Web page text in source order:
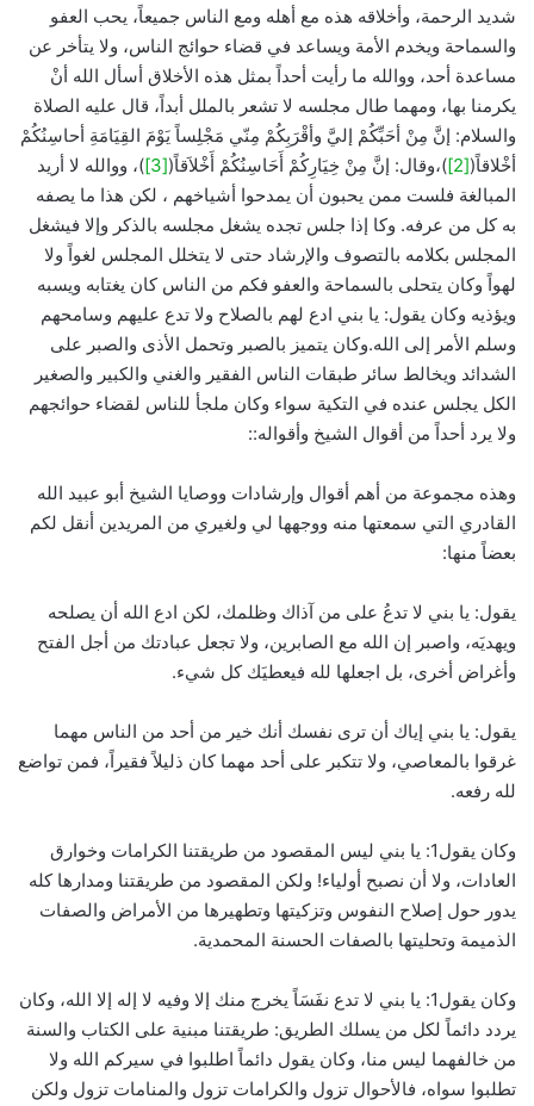
شديد الرحمة، وأخلاقه هذه مع أهله ومع الناس جميعاً، يحب العفو
والسماحة ويخدم الأمة ويساعد في قضاء حوائج الناس، ولا يتأخر عن
مساعدة أحد، ووالله ما رأيت أحداً بمثل هذه الأخلاق أسأل الله أنْ
يكرمنا بها، ومهما طال مجلسه لا تشعر بالملل أبداً، قال عليه الصلاة
والسلام: إنَّ مِنْ أحَبِّكُمْ إليَّ وأقْرَبِكُمْ مِنّي مَجْلِساً يَوْمَ القِيَامَةِ أحاسِنُكُمْ
أخْلاقاً([2] )،وقال: إنَّ مِنْ خِيَارِكُمْ أَحَاسِنُكُمْ أَخْلاَقاً([3]
)، ووالله لا أريد
المبالغة فلست ممن يحبون أن يمدحوا أشياخهم ، لكن هذا ما يصفه
به كل من عرفه. وكا إذا جلس تجده يشغل مجلسه بالذكر وإلا فيشغل
المجلس بكلامه بالتصوف والإرشاد حتى لا يتخلل المجلس لغواً ولا
لهواً وكان يتحلى بالسماحة والعفو فكم من الناس كان يغتابه ويسبه
ويؤذيه وكان يقول: يا بني ادع لهم بالصلاح ولا تدع عليهم وسامحهم
وسلم الأمر إلى الله.وكان يتميز بالصبر وتحمل الأذى والصبر على
الشدائد ويخالط سائر طبقات الناس الفقير والغني والكبير والصغير
الكل يجلس عنده في التكية سواء وكان ملجأ للناس لقضاء حوائجهم
ولا يرد أحداً من أقوال الشيخ وأقواله::
وهذه مجموعة من أهم أقوال وإرشادات ووصايا الشيخ أبو عبيد الله
القادري التي سمعتها منه ووجهها لي ولغيري من المريدين أنقل لكم
بعضاً منها:
يقول: يا بني لا تدعُ على من آذاك وظلمك، لكن ادع الله أن يصلحه
ويهديَه، واصبر إن الله مع الصابرين، ولا تجعل عبادتك من أجل الفتح
وأغراض أخرى، بل اجعلها لله فيعطيَك كل شيء.
يقول: يا بني إياك أن ترى نفسك أنك خير من أحد من الناس مهما
غرقوا بالمعاصي، ولا تتكبر على أحد مهما كان ذليلاً فقيراً، فمن تواضع
لله رفعه.
وكان يقول1: يا بني ليس المقصود من طريقتنا الكرامات وخوارق
العادات، ولا أن نصبح أولياء! ولكن المقصود من طريقتنا ومدارها كله
يدور حول إصلاح النفوس وتزكيتها وتطهيرها من الأمراض والصفات
الذميمة وتحليتها بالصفات الحسنة المحمدية.
وكان يقول1: يا بني لا تدع نفَسَاً يخرج منك إلا وفيه لا إله إلا الله، وكان
يردد دائماً لكل من يسلك الطريق: طريقتنا مبنية على الكتاب والسنة
من خالفهما ليس منا، وكان يقول دائماً اطلبوا في سيركم الله ولا
تطلبوا سواه، فالأحوال تزول والكرامات تزول والمنامات تزول ولكن